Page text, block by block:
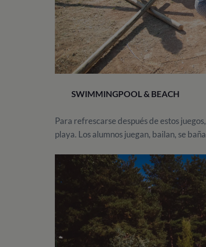
SWIMMINGPOOL & BEACH
Para refrescarse después de estos
playa. Los alumnos juegan, bailan, se